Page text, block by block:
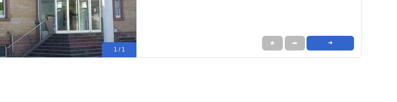
1 / 1
★ ➦ ➜